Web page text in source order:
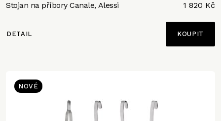
Stojan na příbory Canale, Alessi 1 820 Kč
DETAIL
NOVÉ